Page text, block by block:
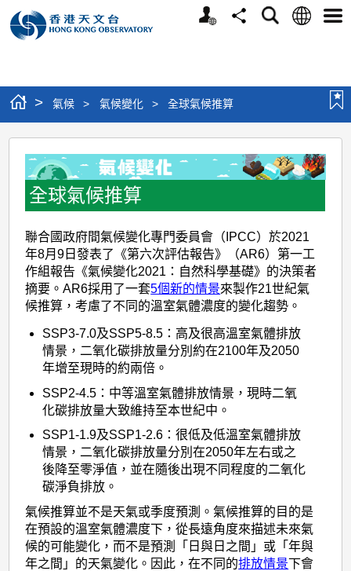
個
分
搜
語
選
> 氣候 > 氣候變化 > 全球氣候推算
全
球
氣
推
算
全球氣候推算
聯合國政府間氣候變化專門委員會（IPCC）於2021
年8月9日發表了《第六次評估報告》（AR6）第一工
作組報告《氣候變化2021：自然科學基礎》的決策者
摘要。AR6採用了一套5個新的情景來製作21世紀氣
候推算，考慮了不同的溫室氣體濃度的變化趨勢。
SSP3-7.0及SSP5-8.5：高及很高溫室氣體排放
情景，二氧化碳排放量分別約在2100年及2050
年增至現時的約兩倍。
SSP2-4.5：中等溫室氣體排放情景，現時二氧
化碳排放量大致維持至本世紀中。
SSP1-1.9及SSP1-2.6：很低及低溫室氣體排放
情景，二氧化碳排放量分別在2050年左右或之
後降至零淨值，並在隨後出現不同程度的二氧化
碳淨負排放。
氣候推算並不是天氣或季度預測。氣候推算的目的是
在預設的溫室氣體濃度下，從長遠角度來描述未來氣
候的可能變化，而不是預測「日與日之間」或「年與
年之間」的天氣變化。因此，在不同的排放情景下會